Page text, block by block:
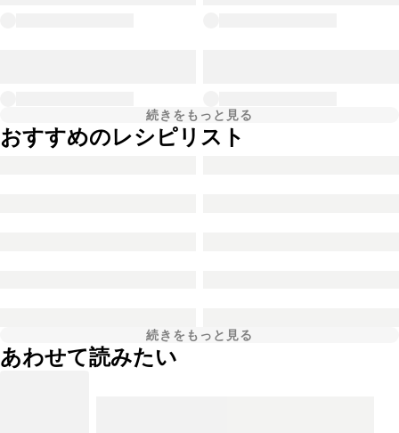
続きをもっと見る
おすすめのレシピリスト
続きをもっと見る
あわせて読みたい